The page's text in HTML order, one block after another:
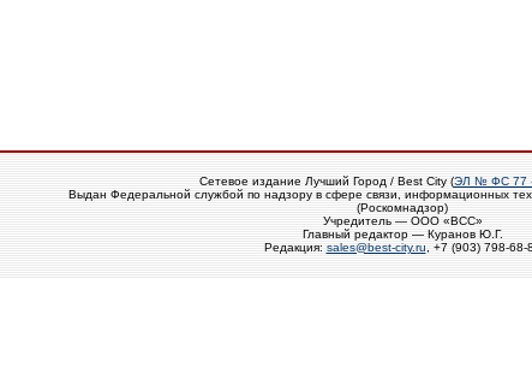
Сетевое издание Лучший Город / Best City (ЭЛ № ФС 77
Выдан Федеральной службой по надзору в сфере связи, информационных
(Роскомнадзор)
Учредитель — ООО «ВСС»
Главный редактор — Куранов Ю.Г.
Редакция: sales@best-city.ru , +7 (903) 798-68-